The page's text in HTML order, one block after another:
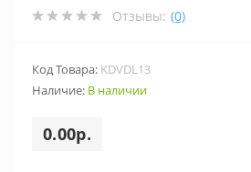
Отзывы: (0)
Код Товара: KDVDL13
Наличие: В наличии
0.00р.